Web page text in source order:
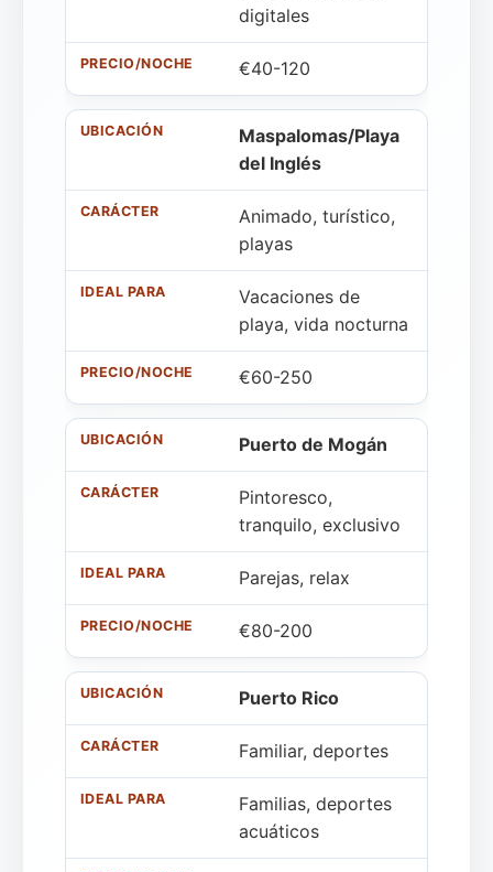
digitales
€40-120
Maspalomas/Playa
del Inglés
Animado, turístico,
playas
Vacaciones de
playa, vida nocturna
€60-250
Puerto de Mogán
Pintoresco,
tranquilo, exclusivo
Parejas, relax
€80-200
Puerto Rico
Familiar, deportes
Familias, deportes
acuáticos